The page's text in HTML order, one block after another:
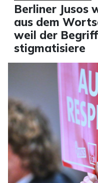
Berliner Jusos
aus dem
weil der
stigmatisiere